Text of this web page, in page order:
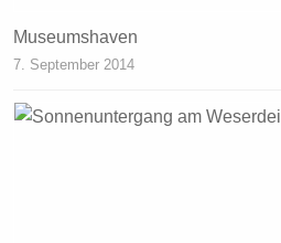
Museumshaven
7. September 2014